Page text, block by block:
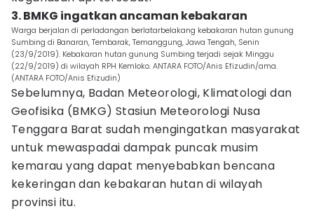
3. BMKG ingatkan ancaman kebakaran
Warga berjalan di perladangan berlatarbelakang kebakaran hutan gunung
Sumbing di Banaran, Tembarak, Temanggung, Jawa Tengah, Senin
(23/9/2019). Kebakaran hutan gunung Sumbing terjadi sejak Minggu
(22/9/2019) di wilayah RPH Kemloko. ANTARA FOTO/Anis Efizudin/ama.
(ANTARA FOTO/Anis Efizudin)
Sebelumnya, Badan Meteorologi, Klimatologi dan
Geofisika (BMKG) Stasiun Meteorologi Nusa
Tenggara Barat sudah mengingatkan masyarakat
untuk mewaspadai dampak puncak musim
kemarau yang dapat menyebabkan bencana
kekeringan dan kebakaran hutan di wilayah
provinsi itu.